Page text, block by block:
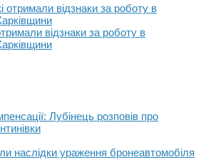
відзнаки за роботу в
Лубінець розповів про